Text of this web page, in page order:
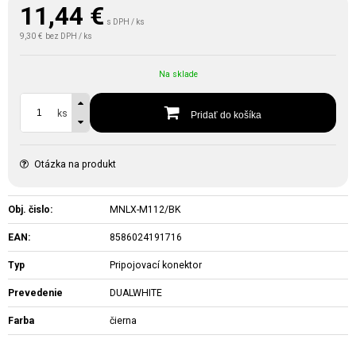
11,44 € s DPH / ks
9,30 € bez DPH / ks
Na sklade
ks Pridať do košíka
Otázka na produkt
Obj. čislo: MNLX-M112/BK
EAN: 8586024191716
Typ Pripojovací konektor
Prevedenie DUALWHITE
Farba čierna